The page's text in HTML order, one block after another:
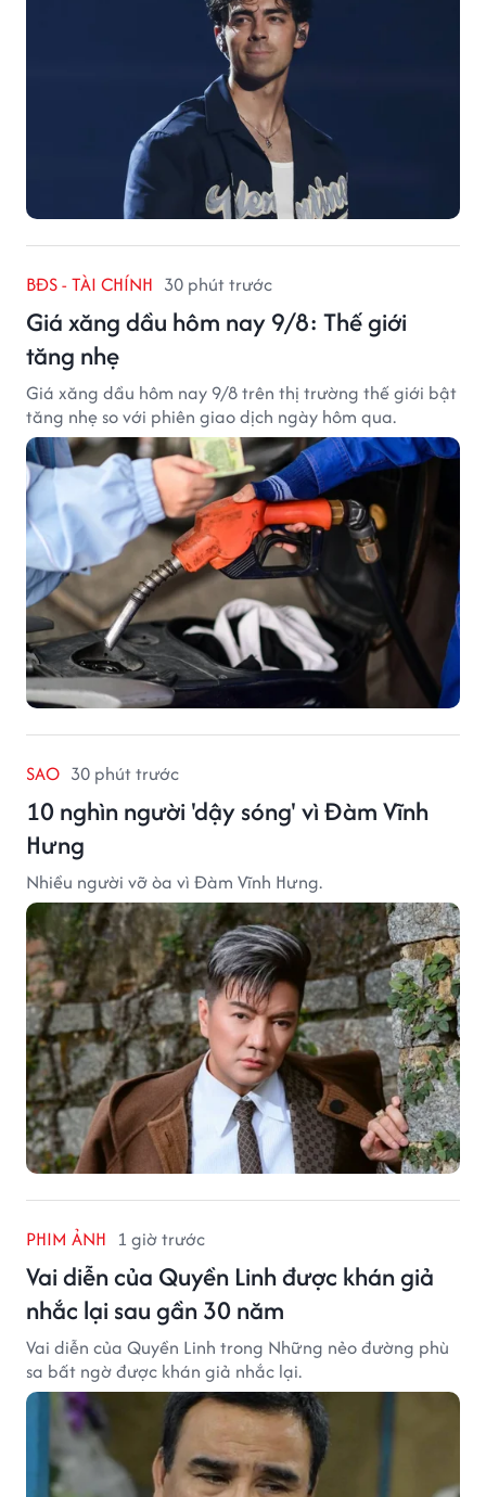
BĐS - TÀI CHÍNH 30 phút trước
Giá xăng dầu hôm nay 9/8: Thế giới
tăng nhẹ
Giá xăng dầu hôm nay 9/8 trên thị trường thế giới bật
tăng nhẹ so với phiên giao dịch ngày hôm qua.
SAO 30 phút trước
10 nghìn người 'dậy sóng' vì Đàm Vĩnh
Hưng
Nhiều người vỡ òa vì Đàm Vĩnh Hưng.
PHIM ẢNH 1 giờ trước
Vai diễn của Quyền Linh được khán giả
nhắc lại sau gần 30 năm
Vai diễn của Quyền Linh trong Những nẻo đường phù
sa bất ngờ được khán giả nhắc lại.